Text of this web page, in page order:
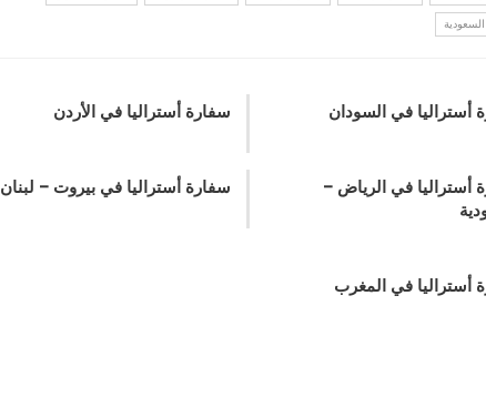
أستراليا في السودان سفارة أستراليا في الأردن
أستراليا في الرياض –
سفارة أستراليا في بيروت – لبنان
أستراليا في المغرب